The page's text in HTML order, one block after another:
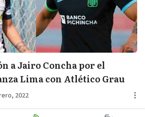
a Jairo Concha por el
Lima con Atlético Grau
2022